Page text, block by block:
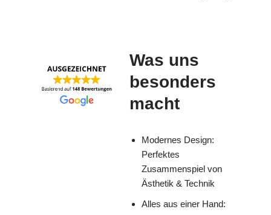
Was uns
besonders
macht
Modernes Design:
Perfektes
Zusammenspiel von
Ästhetik & Technik
Alles aus einer Hand: